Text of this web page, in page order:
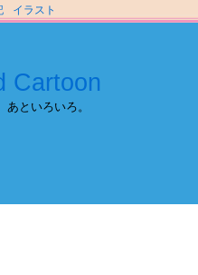
イラスト
Cartoon
といろいろ。